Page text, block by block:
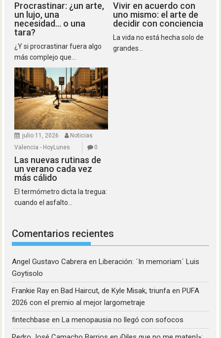
Procrastinar: ¿un arte,
un lujo, una
necesidad… o una
tara?
¿Y si procrastinar fuera algo
más complejo que...
Vivir en acuerdo con
uno mismo: el arte de
decidir con conciencia
La vida no está hecha solo de
grandes...
julio 11, 2026
Noticias
Valencia - HoyLunes
0
Las nuevas rutinas de
un verano cada vez
más cálido
El termómetro dicta la tregua:
cuando el asfalto...
Comentarios recientes
Angel Gustavo Cabrera enLiberación: ´In memoriam´ Luis
Goytisolo
Frankie Ray enBad Haircut, de Kyle Misak, triunfa en PUFA
2026 con el premio al mejor largometraje
fintechbase enLa menopausia no llegó con sofocos